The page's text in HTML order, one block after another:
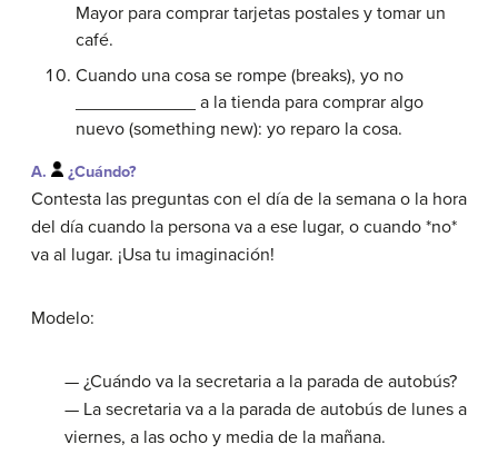
Mayor para comprar tarjetas postales y tomar un
café.
Cuando una cosa se rompe (breaks), yo no
____________ a la tienda para comprar algo
nuevo (something new): yo reparo la cosa.
A. ¿Cuándo?
Contesta las preguntas con el día de la semana o la hora
del día cuando la persona va a ese lugar, o cuando *no*
va al lugar. ¡Usa tu imaginación!
Modelo:
— ¿Cuándo va la secretaria a la parada de autobús?
— La secretaria va a la parada de autobús de lunes a
viernes, a las ocho y media de la mañana.